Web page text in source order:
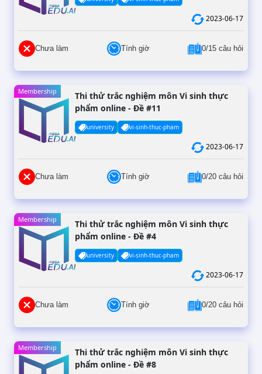
2023-06-17
Chưa làm Tính giờ 0/15 câu hỏi
Membership
Thi thử trắc nghiệm môn Vi sinh thực
phẩm online - Đề #11
university vi-sinh-thuc-pham
2023-06-17
Chưa làm Tính giờ 0/20 câu hỏi
Membership
Thi thử trắc nghiệm môn Vi sinh thực
phẩm online - Đề #4
university vi-sinh-thuc-pham
2023-06-17
Chưa làm Tính giờ 0/20 câu hỏi
Membership
Thi thử trắc nghiệm môn Vi sinh thực
phẩm online - Đề #8